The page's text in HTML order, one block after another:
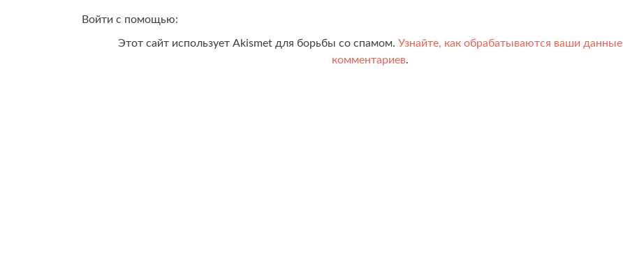
Войти с помощью:
Этот сайт использует Akismet для борьбы со спамом. Узнайте, как обрабатываются ваши данные
комментариев.